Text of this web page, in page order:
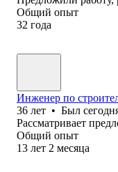
Общий опыт
32 года
Инженер по
36 лет • Был
Рассматривает
Общий опыт
13 лет 2 месяца